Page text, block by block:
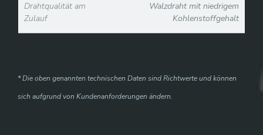
Drahtqualität am
Zulauf
Walzdraht mit niedrigem
Kohlenstoffgehalt
* Die oben genannten technischen Daten sind Richtwerte und können
sich aufgrund von Kundenanforderungen ändern.